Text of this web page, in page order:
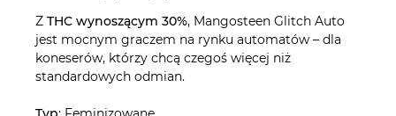
Z THC wynoszącym 30%, Mangosteen Glitch Auto
jest mocnym graczem na rynku automatów – dla
koneserów, którzy chcą czegoś więcej niż
standardowych odmian.